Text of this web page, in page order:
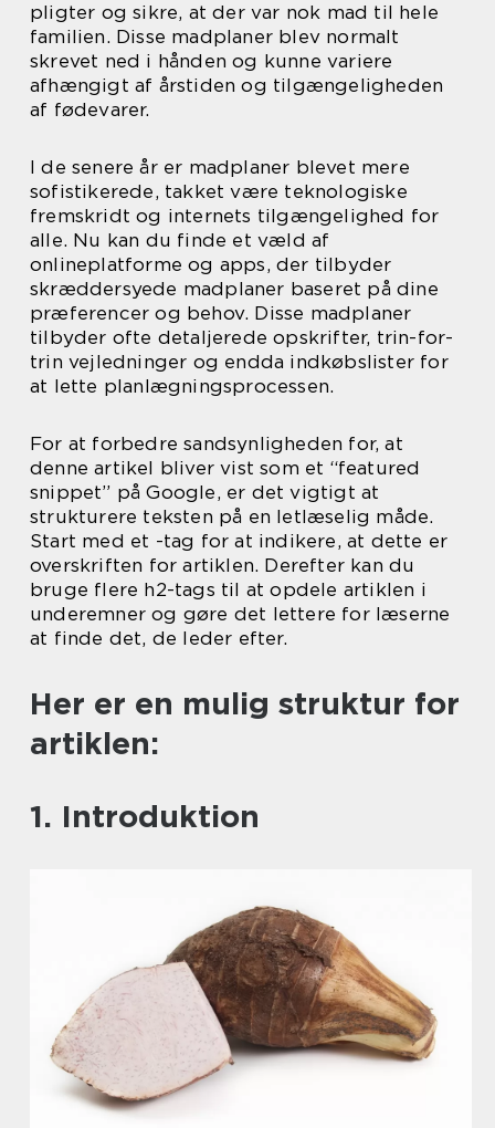
pligter og sikre, at der var nok mad til hele
familien. Disse madplaner blev normalt
skrevet ned i hånden og kunne variere
afhængigt af årstiden og tilgængeligheden
af fødevarer.
I de senere år er madplaner blevet mere
sofistikerede, takket være teknologiske
fremskridt og internets tilgængelighed for
alle. Nu kan du finde et væld af
onlineplatforme og apps, der tilbyder
skræddersyede madplaner baseret på dine
præferencer og behov. Disse madplaner
tilbyder ofte detaljerede opskrifter, trin-for-
trin vejledninger og endda indkøbslister for
at lette planlægningsprocessen.
For at forbedre sandsynligheden for, at
denne artikel bliver vist som et “featured
snippet” på Google, er det vigtigt at
strukturere teksten på en letlæselig måde.
Start med et -tag for at indikere, at dette er
overskriften for artiklen. Derefter kan du
bruge flere h2-tags til at opdele artiklen i
underemner og gøre det lettere for læserne
at finde det, de leder efter.
Her er en mulig struktur for
artiklen:
1. Introduktion